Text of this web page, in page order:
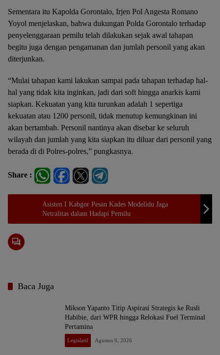
Sementara itu Kapolda Gorontalo, Irjen Pol Angesta Romano
Yoyol menjelaskan, bahwa dukungan Polda Gorontalo terhadap
penyelenggaraan pemilu telah dilakukan sejak awal tahapan
begitu juga dengan pengamanan dan jumlah personil yang akan
diterjunkan.
“Mulai tahapan kami lakukan sampai pada tahapan terhadap hal-
hal yang tidak kita inginkan, jadi dari soft hingga anarkis kami
siapkan. Kekuatan yang kita turunkan adalah 1 sepertiga
kekuatan atau 1200 personil, tidak menutup kemungkinan ini
akan bertambah. Personil nantinya akan disebar ke seluruh
wilayah dan jumlah yang kita siapkan itu diluar dari personil yang
berada di di Polres-polres,” pungkasnya.
Share :
Asisten I Kabgor Pesan Kades Modelidu Jaga
Netralitas dalam Hadapi Pemilu
Baca Juga
Mikson Yapanto Titip Aspirasi Strategis ke Rusli
Habibie, dari WPR hingga Relokasi Fuel Terminal
Pertamina
Legislatif Agustus 6, 2026